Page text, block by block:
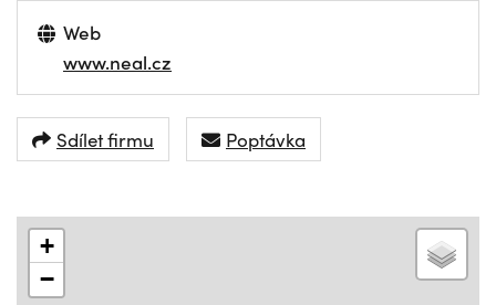
Web
www.neal.cz
Sdílet firmu Poptávka
+
−